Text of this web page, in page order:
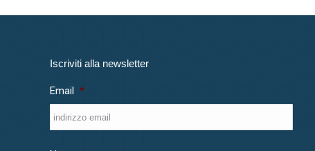
Iscriviti alla newsletter
Email *